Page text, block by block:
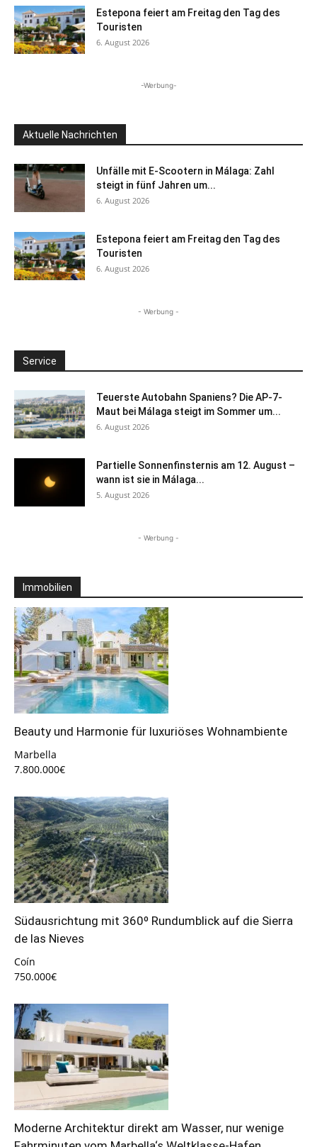
Estepona feiert am Freitag den Tag des
Touristen
6. August 2026
-Werbung-
Aktuelle Nachrichten
Unfälle mit E-Scootern in Málaga: Zahl
steigt in fünf Jahren um...
6. August 2026
Estepona feiert am Freitag den Tag des
Touristen
6. August 2026
- Werbung -
Service
Teuerste Autobahn Spaniens? Die AP-7-
Maut bei Málaga steigt im Sommer um...
6. August 2026
Partielle Sonnenfinsternis am 12. August –
wann ist sie in Málaga...
5. August 2026
- Werbung -
Immobilien
Beauty und Harmonie für luxuriöses Wohnambiente
Marbella
7.800.000€
Südausrichtung mit 360º Rundumblick auf die Sierra
de las Nieves
Coín
750.000€
Moderne Architektur direkt am Wasser, nur wenige